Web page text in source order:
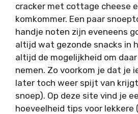
cracker met cottage cheese
komkommer. Een paar
handje noten zijn eveneens
altijd wat gezonde snacks in
altijd de mogelijkheid om
nemen. Zo voorkom je dat je
later toch weer spijt van
snoep). Op deze site vind je
hoeveelheid tips voor lekkere